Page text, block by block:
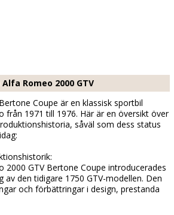
Alfa Romeo 2000 GTV
Coupe är en klassisk sportbil
från 1971 till 1976. Här är en översikt över
såväl som dess status
2000 GTV Bertone Coupe introducerades
av den tidigare 1750 GTV-modellen. Den
och förbättringar i design, prestanda